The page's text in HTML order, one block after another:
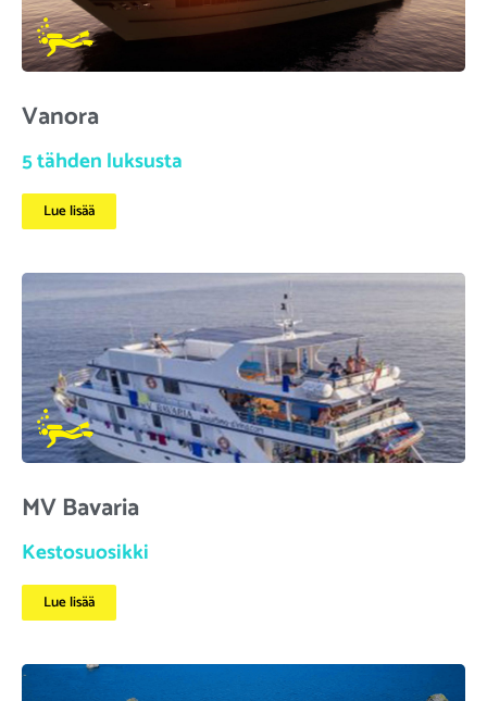
Vanora
5 tähden luksusta
Lue lisää
MV Bavaria
Kestosuosikki
Lue lisää